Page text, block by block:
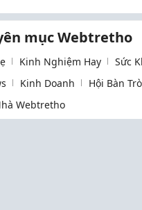
mục Webtretho
Kinh Nghiệm Hay Sức
Kinh Doanh Hội Bàn
Webtretho